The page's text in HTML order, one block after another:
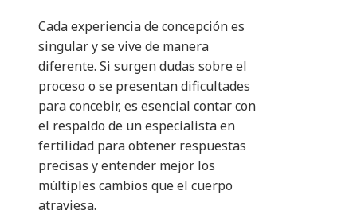
Cada experiencia de concepción es
singular y se vive de manera
diferente. Si surgen dudas sobre el
proceso o se presentan dificultades
para concebir, es esencial contar con
el respaldo de un especialista en
fertilidad para obtener respuestas
precisas y entender mejor los
múltiples cambios que el cuerpo
atraviesa.